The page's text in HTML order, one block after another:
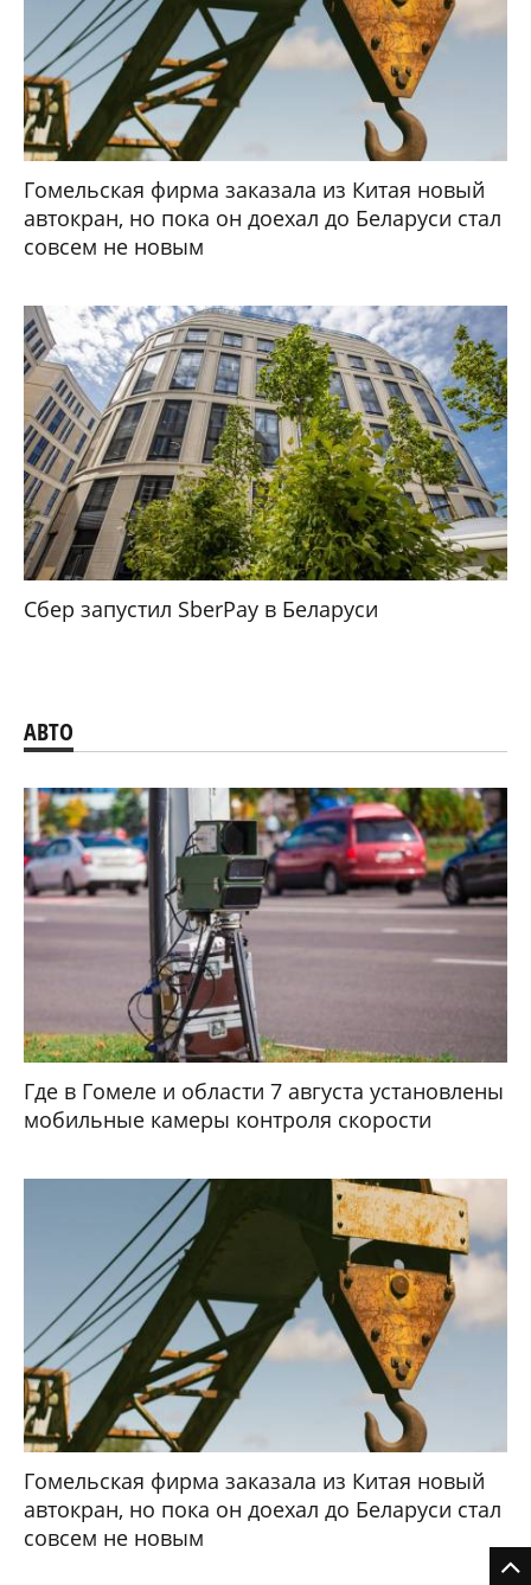
Гомельская фирма заказала из Китая новый
автокран, но пока он доехал до Беларуси стал
совсем не новым
Сбер запустил SberPay в Беларуси
АВТО
Где в Гомеле и области 7 августа установлены
мобильные камеры контроля скорости
Гомельская фирма заказала из Китая новый
автокран, но пока он доехал до Беларуси стал
совсем не новым